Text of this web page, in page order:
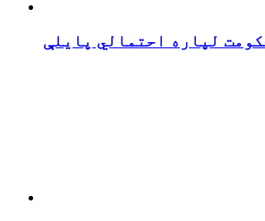
لپاره احتمالي پایلې